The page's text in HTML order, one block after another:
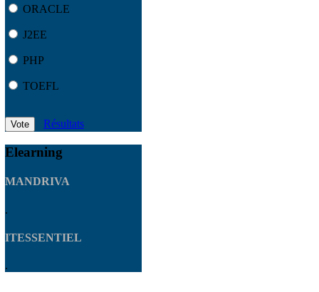
ORACLE
J2EE
PHP
TOEFL
Vote Résultats
Elearning
MANDRIVA
.
ITESSENTIEL
.